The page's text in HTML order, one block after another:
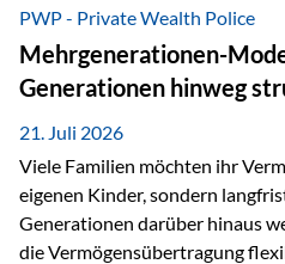
Abwicklung für
gestaltet. Anträge werden
Medienbrüche reduziert und
beschleunigt. Ab sofort können
wie Kapitalgesellschaften oder
Versicherungsnehmer
die Vienna-Life die
Police insbesondere für…
PWP - Private Wealth Police
Mehrgenerationen-
Generationen hinweg
21. Juli 2026
Viele Familien möchten ihr
eigenen Kinder, sondern
Generationen darüber hinaus
die Vermögensübertragung